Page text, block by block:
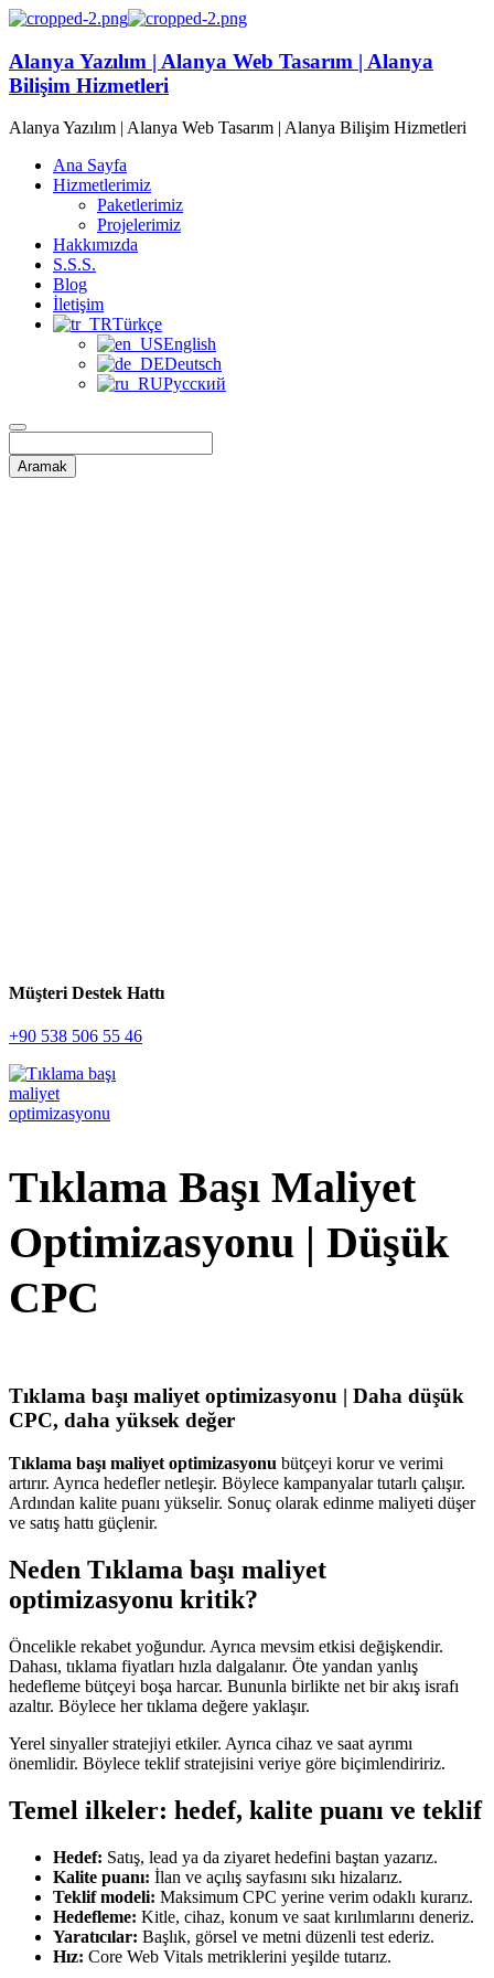
Alanya Yazılım | Alanya Web Tasarım | Alanya
Bilişim Hizmetleri
Alanya Yazılım | Alanya Web Tasarım | Alanya Bilişim Hizmetleri
Ana Sayfa
Hizmetlerimiz
Paketlerimiz
Projelerimiz
Hakkımızda
S.S.S.
Blog
İletişim
Türkçe
English
Deutsch
Русский
Müşteri Destek Hattı
+90 538 506 55 46
Tıklama Başı Maliyet
Optimizasyonu | Düşük
CPC
Tıklama başı maliyet optimizasyonu | Daha düşük
CPC, daha yüksek değer
Tıklama başı maliyet optimizasyonu bütçeyi korur ve verimi
artırır. Ayrıca hedefler netleşir. Böylece kampanyalar tutarlı çalışır.
Ardından kalite puanı yükselir. Sonuç olarak edinme maliyeti düşer
ve satış hattı güçlenir.
Neden Tıklama başı maliyet
optimizasyonu kritik?
Öncelikle rekabet yoğundur. Ayrıca mevsim etkisi değişkendir.
Dahası, tıklama fiyatları hızla dalgalanır. Öte yandan yanlış
hedefleme bütçeyi boşa harcar. Bununla birlikte net bir akış israfı
azaltır. Böylece her tıklama değere yaklaşır.
Yerel sinyaller stratejiyi etkiler. Ayrıca cihaz ve saat ayrımı
önemlidir. Böylece teklif stratejisini veriye göre biçimlendiririz.
Temel ilkeler: hedef, kalite puanı ve teklif
Hedef: Satış, lead ya da ziyaret hedefini baştan yazarız.
Kalite puanı: İlan ve açılış sayfasını sıkı hizalarız.
Teklif modeli: Maksimum CPC yerine verim odaklı kurarız.
Hedefleme: Kitle, cihaz, konum ve saat kırılımlarını deneriz.
Yaratıcılar: Başlık, görsel ve metni düzenli test ederiz.
Hız: Core Web Vitals metriklerini yeşilde tutarız.